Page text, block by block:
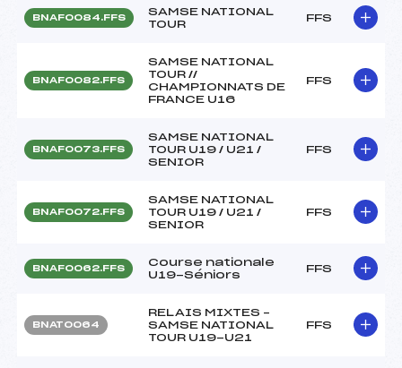
BNAF0084.FFS
SAMSE NATIONAL
TOUR
FFS
BNAF0082.FFS
SAMSE NATIONAL
TOUR //
CHAMPIONNATS DE
FRANCE U16
FFS
BNAF0073.FFS
SAMSE NATIONAL
TOUR U19 / U21 /
SENIOR
FFS
BNAF0072.FFS
SAMSE NATIONAL
TOUR U19 / U21 /
SENIOR
FFS
BNAF0062.FFS
Course nationale
U19-Séniors
FFS
BNAT0064
RELAIS MIXTES –
SAMSE NATIONAL
TOUR U19-U21
FFS